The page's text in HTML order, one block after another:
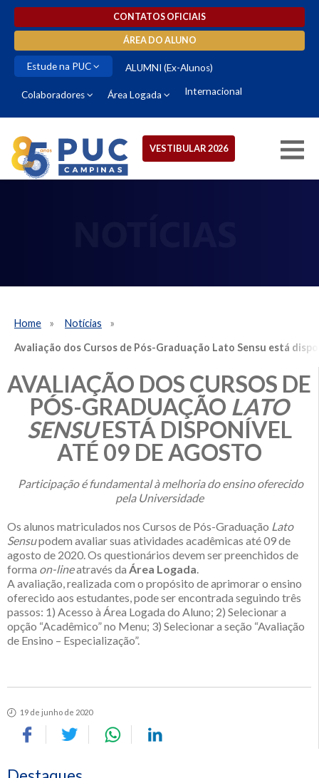
CONTATOS OFICIAIS
ÁREA DO ALUNO
Estude na PUC ALUMNI (Ex-Alunos)
Colaboradores Área Logada Internacional
VESTIBULAR 2026
Home
Notícias
Avaliação dos Cursos de Pós-Graduação Lato Sensu está
AVALIAÇÃO DOS CURSOS DE
PÓS-GRADUAÇÃO LATO
SENSUESTÁ DISPONÍVEL
ATÉ 09 DE AGOSTO
Participação é fundamental à melhoria do ensino oferecido
pela Universidade
Os alunos matriculados nos Cursos de Pós-Graduação Lato
Sensupodem avaliar suas atividades acadêmicas até 09 de
agosto de 2020. Os questionários devem ser preenchidos de
forma on-lineatravés da Área Logada.
A avaliação, realizada com o propósito de aprimorar o ensino
oferecido aos estudantes, pode ser encontrada seguindo três
passos: 1) Acesso à Área Logada do Aluno; 2) Selecionar a
opção “Acadêmico” no Menu; 3) Selecionar a seção “Avaliação
de Ensino – Especialização”.
19 de junho de 2020